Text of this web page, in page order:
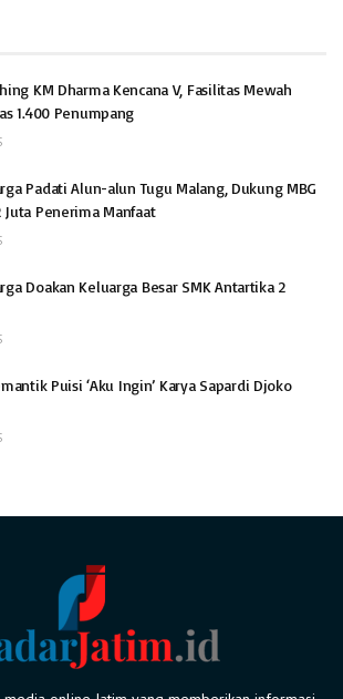
KM Dharma Kencana V, Fasilitas Mewah
1.400 Penumpang
Padati Alun-alun Tugu Malang, Dukung MBG
Penerima Manfaat
Doakan Keluarga Besar SMK Antartika 2
Puisi ‘Aku Ingin’ Karya Sapardi Djoko